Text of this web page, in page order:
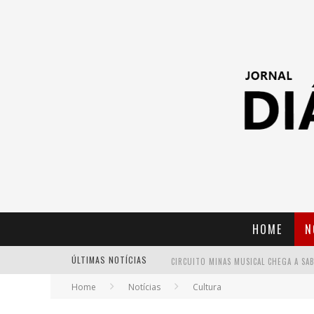
HOME
ÚLTIMAS NOTÍCIAS
Home Notícias Cultura